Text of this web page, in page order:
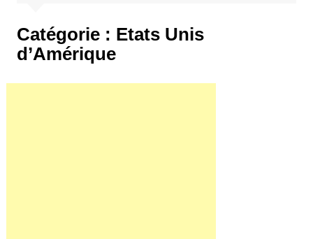
Catégorie : Etats Unis
d’Amérique